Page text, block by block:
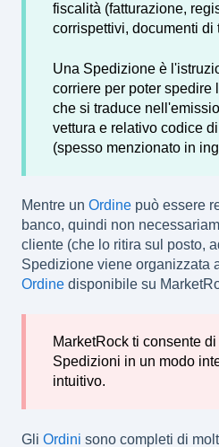
fiscalità (fatturazione,
corrispettivi, documenti di
Una Spedizione è
corriere per poter spedire
che si traduce
vettura e relativo codice
(spesso menzionato in
Mentre un Ordine può essere
banco, quindi non
cliente (che lo ritira sul posto,
Spedizione viene organizzata
Ordine disponibile su
MarketRock ti consente
Spedizioni in un modo
intuitivo.
Gli Ordini sono completi di